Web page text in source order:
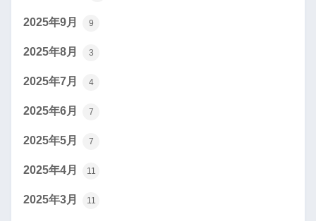
2025年9月 9
2025年8月 3
2025年7月 4
2025年6月 7
2025年5月 7
2025年4月 11
2025年3月 11